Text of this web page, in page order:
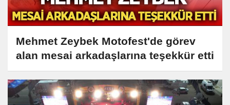
Mehmet Zeybek Motofest'de görev
alan mesai arkadaşlarına teşekkür etti